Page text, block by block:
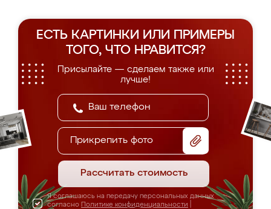
ЕСТЬ КАРТИНКИ ИЛИ ПРИМЕРЫ
ТОГО, ЧТО НРАВИТСЯ?
Присылайте — сделаем также или
лучше!
Прикрепить фото
Рассчитать стоимость
Я соглашаюсь на передачу персональных данных
согласно Политике конфиденциальности